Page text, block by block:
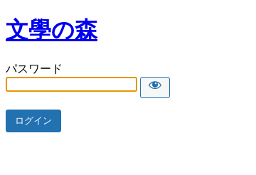
文學の森
パスワード